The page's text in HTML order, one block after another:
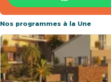
Nos programmes à la Une